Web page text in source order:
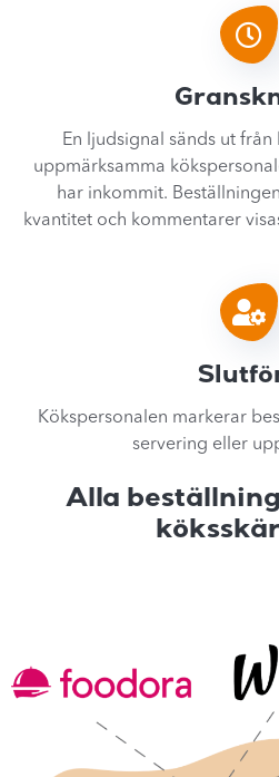
En ljudsignal sänds ut
uppmärksamma
har inkommit.
kvantitet och kommentarer
Kökspersonalen markerar
servering eller
Alla